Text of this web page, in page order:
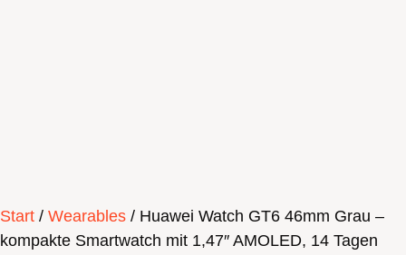
Start / Wearables / Huawei Watch GT6 46mm Grau –
kompakte Smartwatch mit 1,47″ AMOLED, 14 Tagen